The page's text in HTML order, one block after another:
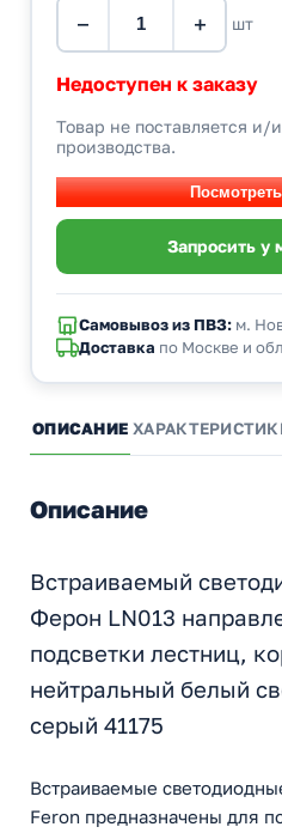
− + шт
Недоступен к заказу
Товар не поставляется и/
производства.
Самовывоз из ПВЗ:м.
Доставка по Москве и
ОПИСАНИЕ
Описание
Встраиваемый
Ферон LN013
подсветки лестниц,
нейтральный белый
серый 41175
Встраиваемые
Feron предназначены для